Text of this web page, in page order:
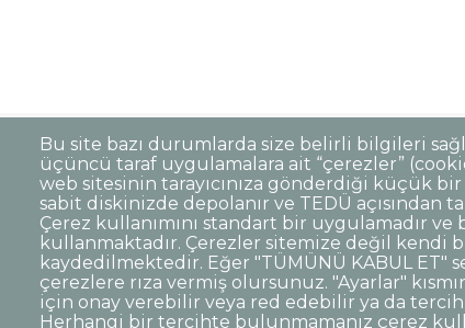
Bu site bazı durumlarda size belirli bilgileri
üçüncü taraf uygulamalara ait “çerezler”
web sitesinin tarayıcınıza gönderdiği küçük
sabit diskinizde depolanır ve TEDÜ açısından
Çerez kullanımını standart bir uygulamadır ve
kullanmaktadır. Çerezler sitemize değil kendi
kaydedilmektedir. Eğer "TÜMÜNÜ KABUL ET"
çerezlere rıza vermiş olursunuz. "Ayarlar"
için onay verebilir veya red edebilir ya da
Herhangi bir tercihte bulunmamanız çerez
Dipnot
Sıkça Sorulan Sorular Kişisel
Kurumsal Kimlik
© TED Üniversitesi. Ziya Gökalp
TED
TED
TED
TED
TED